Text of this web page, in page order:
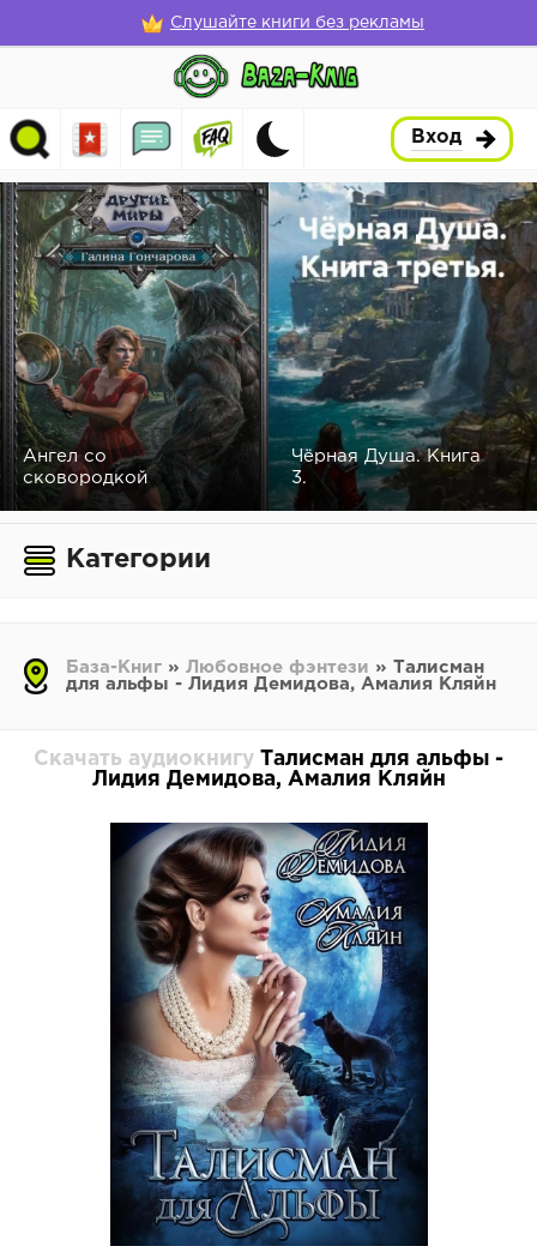
Слушайте книги без рекламы
Вход
Ангел со
сковородкой
Чёрная Душа. Книга
3.
Категории
База-Книг » Любовное фэнтези » Талисман
для альфы - Лидия Демидова, Амалия Кляйн
Скачать аудиокнигу Талисман для альфы -
Лидия Демидова, Амалия Кляйн